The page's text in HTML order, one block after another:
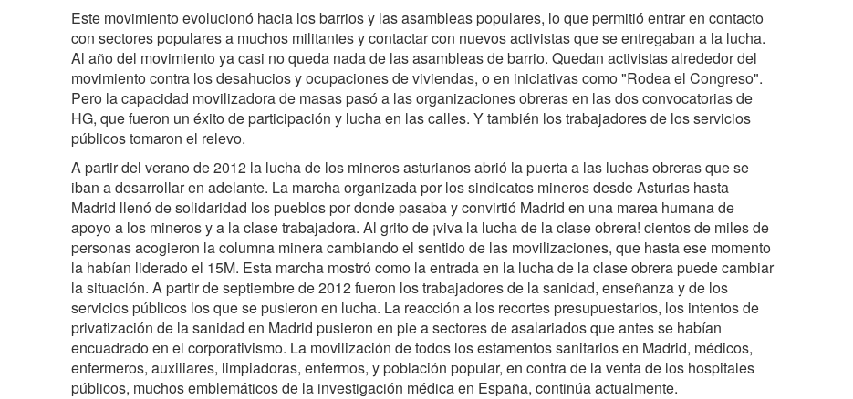
Este movimiento evolucionó hacia los barrios y las asambleas populares, lo que permitió entrar en contacto
con sectores populares a muchos militantes y contactar con nuevos activistas que se entregaban a la lucha.
Al año del movimiento ya casi no queda nada de las asambleas de barrio. Quedan activistas alrededor del
movimiento contra los desahucios y ocupaciones de viviendas, o en iniciativas como "Rodea el Congreso".
Pero la capacidad movilizadora de masas pasó a las organizaciones obreras en las dos convocatorias de
HG, que fueron un éxito de participación y lucha en las calles. Y también los trabajadores de los servicios
públicos tomaron el relevo.
A partir del verano de 2012 la lucha de los mineros asturianos abrió la puerta a las luchas obreras que se
iban a desarrollar en adelante. La marcha organizada por los sindicatos mineros desde Asturias hasta
Madrid llenó de solidaridad los pueblos por donde pasaba y convirtió Madrid en una marea humana de
apoyo a los mineros y a la clase trabajadora. Al grito de ¡viva la lucha de la clase obrera! cientos de miles de
personas acogieron la columna minera cambiando el sentido de las movilizaciones, que hasta ese momento
la habían liderado el 15M. Esta marcha mostró como la entrada en la lucha de la clase obrera puede cambiar
la situación. A partir de septiembre de 2012 fueron los trabajadores de la sanidad, enseñanza y de los
servicios públicos los que se pusieron en lucha. La reacción a los recortes presupuestarios, los intentos de
privatización de la sanidad en Madrid pusieron en pie a sectores de asalariados que antes se habían
encuadrado en el corporativismo. La movilización de todos los estamentos sanitarios en Madrid, médicos,
enfermeros, auxiliares, limpiadoras, enfermos, y población popular, en contra de la venta de los hospitales
públicos, muchos emblemáticos de la investigación médica en España, continúa actualmente.